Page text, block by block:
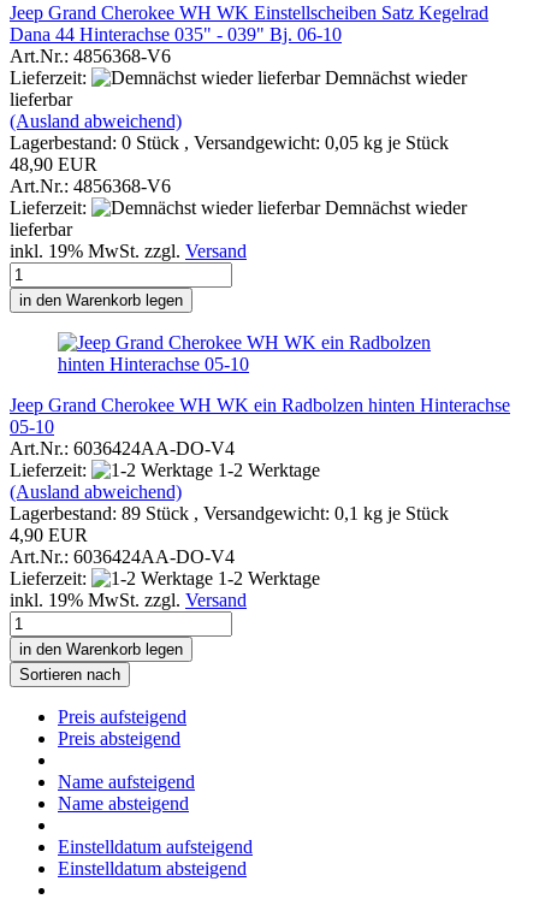
Jeep Grand Cherokee WH WK Einstellscheiben Satz Kegelrad
Dana 44 Hinterachse 035" - 039" Bj. 06-10
Art.Nr.: 4856368-V6
Lieferzeit:
Demnächst wieder
lieferbar
(Ausland abweichend)
Lagerbestand: 0 Stück , Versandgewicht: 0,05 kg je Stück
48,90 EUR
Art.Nr.: 4856368-V6
Lieferzeit:
Demnächst wieder
lieferbar
inkl. 19% MwSt. zzgl. Versand
in den Warenkorb legen
Jeep Grand Cherokee WH WK ein Radbolzen hinten Hinterachse
05-10
Art.Nr.: 6036424AA-DO-V4
Lieferzeit:
1-2 Werktage
(Ausland abweichend)
Lagerbestand: 89 Stück , Versandgewicht: 0,1 kg je Stück
4,90 EUR
Art.Nr.: 6036424AA-DO-V4
Lieferzeit:
1-2 Werktage
inkl. 19% MwSt. zzgl. Versand
in den Warenkorb legen
Sortieren nach
Preis aufsteigend
Preis absteigend
Name aufsteigend
Name absteigend
Einstelldatum aufsteigend
Einstelldatum absteigend